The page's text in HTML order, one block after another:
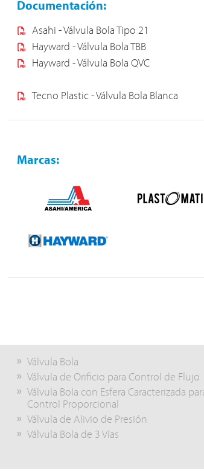
Documentación:
Asahi - Válvula Bola Tipo 21
Hayward - Válvula Bola TBB
Hayward - Válvula Bola QVC
Tecno Plastic - Válvula Bola Blanca
Marcas:
Válvula Bola
Válvula de Orificio para Control de Flujo
Válvula Bola con Esfera Caracterizada
Control Proporcional
Válvula de Alivio de Presión
Válvula Bola de 3 Vías